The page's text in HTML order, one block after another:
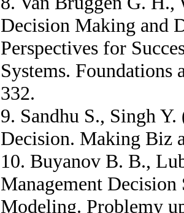
Decision Making and
Perspectives for
Systems.
332.
9. Sandhu S., Singh
Decision. Making Biz
10. Buyanov B. B.,
Management
Modeling. Problemy